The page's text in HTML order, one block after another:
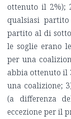
ottenuto il 2%);
qualsiasi
partito al di
le soglie erano
per una
abbia ottenuto il
una coalizione;
(a differenza
eccezione per il